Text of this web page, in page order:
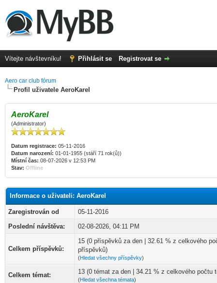
Vítejte návštevníku! Přihlásit se Registrovat se
Aero car club fórum
Profil uživatele AeroKarel
AeroKarel
(Administrator)
Datum registrace: 05-11-2016
Datum narození: 01-01-1955 (stáří 71 rok(ů))
Místní čas: 08-07-2026 v 12:53 PM
Stav: Offline
Informace o uživateli: AeroKarel
Zaregistrován od
05-11-2016
Poslední návštěva:
02-08-2026, 04:11 PM
Celkem příspěvků:
15 (0 příspěvků za den | 32.61 % z celkového
příspěvků)
(Hledat všechny příspěvky)
Celkem témat: 13 (0 témat za den | 34.21 % z celkového počtu
(Hledat všechna témata)